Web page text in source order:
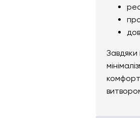
комфорт